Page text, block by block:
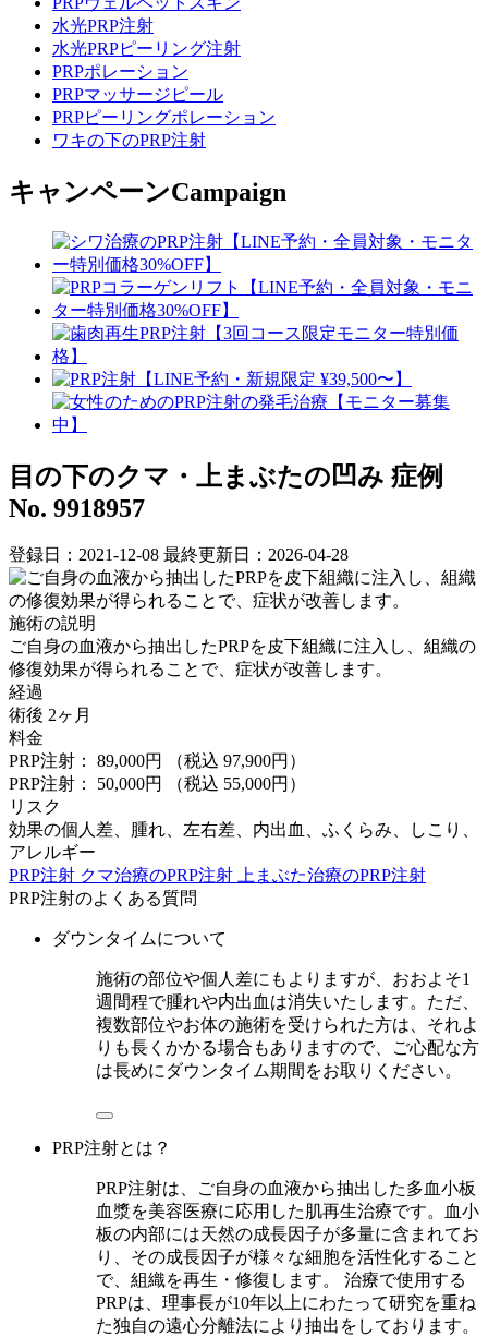
水光PRP注射
水光PRPピーリング注射
PRPポレーション
PRPマッサージピール
PRPピーリングポレーション
ワキの下のPRP注射
キャンペーンCampaign
目の下のクマ・上まぶたの凹み 症例
No. 9918957
登録日：2021-12-08 最終更新日：2026-04-28
施術の説明
ご自身の血液から抽出したPRPを皮下組織に注入し、組織の
修復効果が得られることで、症状が改善します。
経過
術後 2ヶ月
料金
PRP注射： 89,000円
（税込 97,900円）
PRP注射： 50,000円
（税込 55,000円）
リスク
効果の個人差、腫れ、左右差、内出血、ふくらみ、しこり、
アレルギー
PRP注射 クマ治療のPRP注射 上まぶた治療のPRP注射
PRP注射のよくある質問
ダウンタイムについて
施術の部位や個人差にもよりますが、おおよそ1
週間程で腫れや内出血は消失いたします。ただ、
複数部位やお体の施術を受けられた方は、それよ
りも長くかかる場合もありますので、ご心配な方
は長めにダウンタイム期間をお取りください。
PRP注射とは？
PRP注射は、ご自身の血液から抽出した多血小板
血漿を美容医療に応用した肌再生治療です。血小
板の内部には天然の成長因子が多量に含まれてお
り、その成長因子が様々な細胞を活性化すること
で、組織を再生・修復します。 治療で使用する
PRPは、理事長が10年以上にわたって研究を重ね
た独自の遠心分離法により抽出をしております。